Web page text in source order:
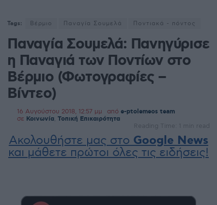
Tags: Βέρμιο Παναγία Σουμελά Ποντιακά - πόντος
Παναγία Σουμελά: Πανηγύρισε
η Παναγιά των Ποντίων στο
Βέρμιο (Φωτογραφίες –
Βίντεο)
16 Αυγούστου 2018, 12:57 μμ από e-ptolemeos team
σε Κοινωνία Τοπική Επικαιρότητα
Reading Time: 1 min read
Ακολουθήστε μας στο Google News
και μάθετε πρώτοι όλες τις ειδήσεις!